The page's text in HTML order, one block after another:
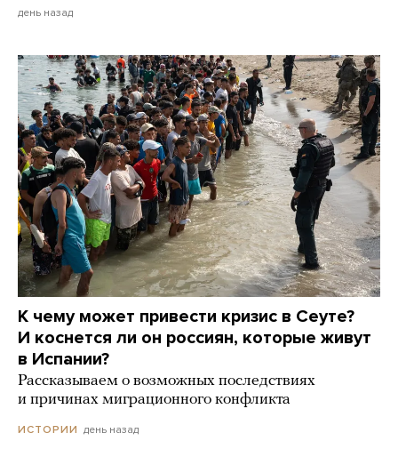
день назад
К чему может привести кризис в Сеуте?
И коснется ли он россиян, которые живут
в Испании?
Рассказываем о возможных последствиях
и причинах миграционного конфликта
ИСТОРИИ день назад